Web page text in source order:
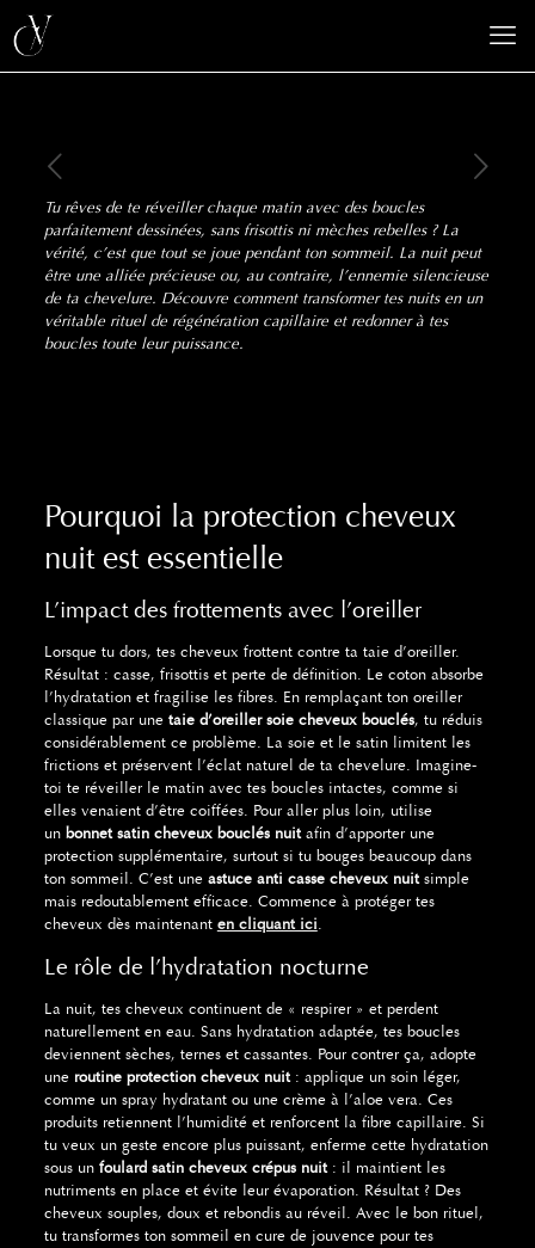
Tu rêves de te réveiller chaque matin avec des boucles
parfaitement dessinées, sans frisottis ni mèches rebelles ? La
vérité, c’est que tout se joue pendant ton sommeil. La nuit peut
être une alliée précieuse ou, au contraire, l’ennemie silencieuse
de ta chevelure. Découvre comment transformer tes nuits en un
véritable rituel de régénération capillaire et redonner à tes
boucles toute leur puissance.
Pourquoi la protection cheveux
nuit est essentielle
L’impact des frottements avec l’oreiller
Lorsque tu dors, tes cheveux frottent contre ta taie d’oreiller.
Résultat : casse, frisottis et perte de définition. Le coton absorbe
l’hydratation et fragilise les fibres. En remplaçant ton oreiller
classique par une taie d’oreiller soie cheveux bouclés, tu réduis
considérablement ce problème. La soie et le satin limitent les
frictions et préservent l’éclat naturel de ta chevelure. Imagine-
toi te réveiller le matin avec tes boucles intactes, comme si
elles venaient d’être coiffées. Pour aller plus loin, utilise
un bonnet satin cheveux bouclés nuitafin d’apporter une
protection supplémentaire, surtout si tu bouges beaucoup dans
ton sommeil. C’est une astuce anti casse cheveux nuitsimple
mais redoutablement efficace. Commence à protéger tes
cheveux dès maintenant en cliquant ici.
Le rôle de l’hydratation nocturne
La nuit, tes cheveux continuent de « respirer » et perdent
naturellement en eau. Sans hydratation adaptée, tes boucles
deviennent sèches, ternes et cassantes. Pour contrer ça, adopte
une routine protection cheveux nuit: applique un soin léger,
comme un spray hydratant ou une crème à l’aloe vera. Ces
produits retiennent l’humidité et renforcent la fibre capillaire. Si
tu veux un geste encore plus puissant, enferme cette hydratation
sous un foulard satin cheveux crépus nuit: il maintient les
nutriments en place et évite leur évaporation. Résultat ? Des
cheveux souples, doux et rebondis au réveil. Avec le bon rituel,
tu transformes ton sommeil en cure de jouvence pour tes